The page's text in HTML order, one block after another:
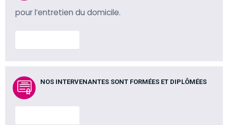
pour l’entretien du domicile.
NOS INTERVENANTES SONT FORMÉES ET DIPLÔMÉES